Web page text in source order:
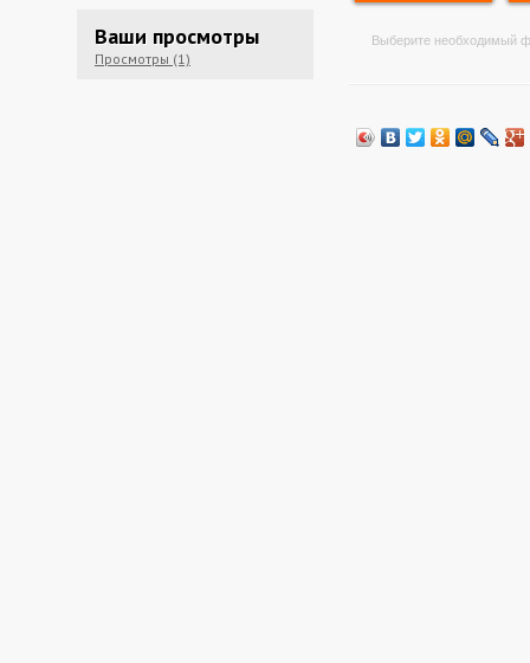
Ваши просмотры
Просмотры (1)
Выберите необходимый